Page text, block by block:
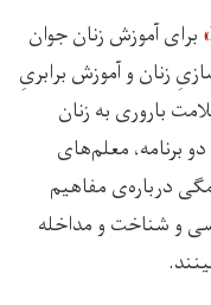
برای آموزش زنان جوان
زنان و آموزش برابریِ
باروری به زنان
برنامه، معلم‌های
درباره‌ی مفاهیم
و شناخت و مداخله